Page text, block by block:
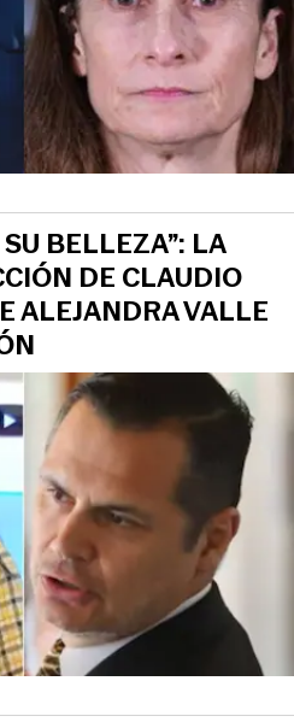
BELLEZA”: LA
DE CLAUDIO
ALEJANDRA VALLE